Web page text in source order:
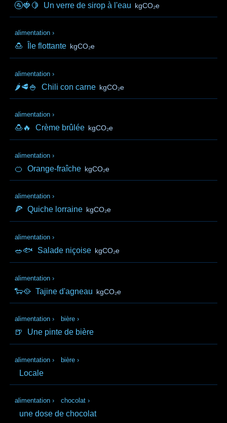
🚰🍓🍋 Un verre de sirop à l'eau kgCO₂e
alimentation ›
🍮 Île flottante kgCO₂e
alimentation ›
🌶️🥩🍚 Chili con carne kgCO₂e
alimentation ›
🍮🔥 Crème brûlée kgCO₂e
alimentation ›
🍊 Orange-fraîche kgCO₂e
alimentation ›
🍕 Quiche lorraine kgCO₂e
alimentation ›
🥗🐟 Salade niçoise kgCO₂e
alimentation ›
🐑🥘 Tajine d'agneau kgCO₂e
alimentation › bière ›
🍺 Une pinte de bière
alimentation › bière ›
Locale
alimentation › chocolat ›
une dose de chocolat